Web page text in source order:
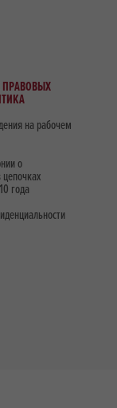
на рабочем
о
цепочках
года